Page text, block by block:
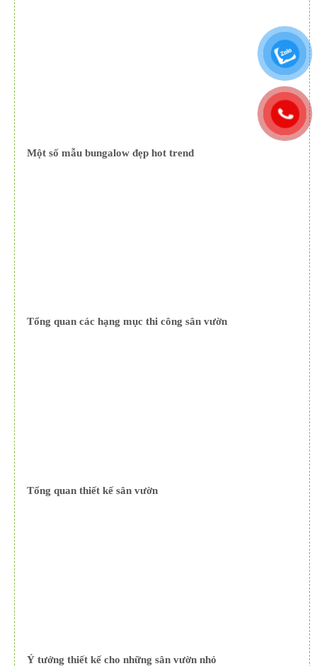
Một số mẫu bungalow đẹp hot trend
Tổng quan các hạng mục thi công sân vườn
Tổng quan thiết kế sân vườn
Ý tưởng thiết kế cho những sân vườn nhỏ